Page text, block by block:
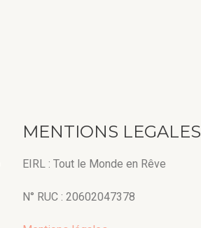
MENTIONS LEGALES
EIRL : Tout le Monde en Rêve
N° RUC : 20602047378